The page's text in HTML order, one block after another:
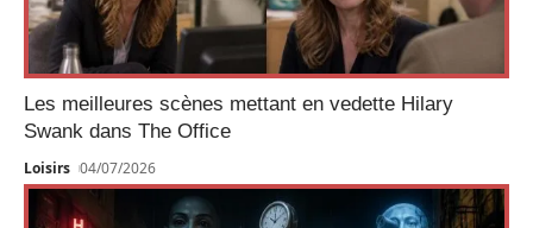
Les meilleures scènes mettant en vedette Hilary
Swank dans The Office
Loisirs 04/07/2026